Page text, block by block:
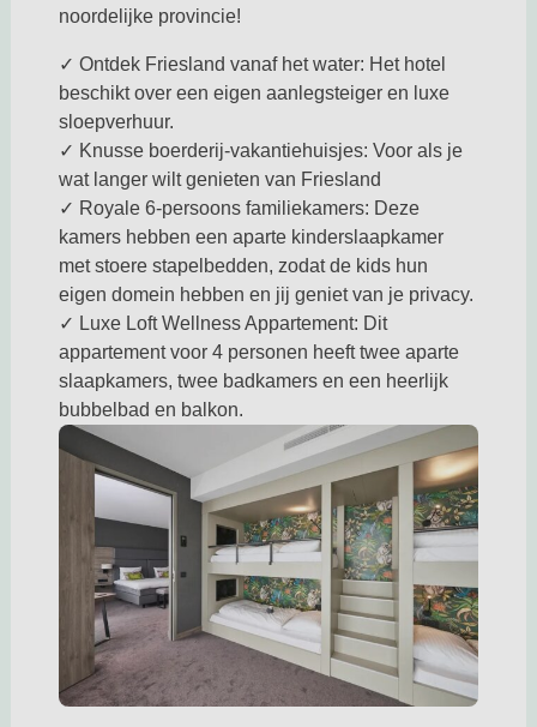
noordelijke provincie!
✓ Ontdek Friesland vanaf het water: Het hotel
beschikt over een eigen aanlegsteiger en luxe
sloepverhuur.
✓ Knusse boerderij-vakantiehuisjes: Voor als je
wat langer wilt genieten van Friesland
✓ Royale 6-persoons familiekamers: Deze
kamers hebben een aparte kinderslaapkamer
met stoere stapelbedden, zodat de kids hun
eigen domein hebben en jij geniet van je privacy.
✓ Luxe Loft Wellness Appartement: Dit
appartement voor 4 personen heeft twee aparte
slaapkamers, twee badkamers en een heerlijk
bubbelbad en balkon.